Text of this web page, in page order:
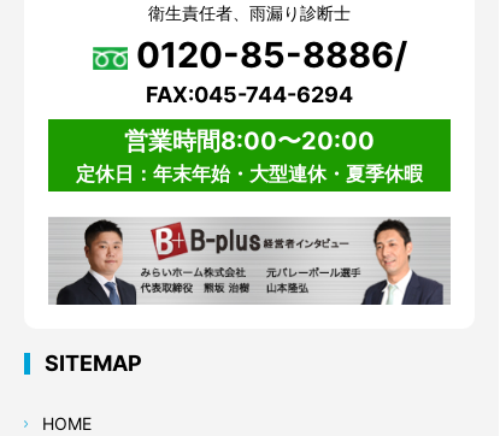
衛生責任者、雨漏り診断士
0120-85-8886/
FAX:045-744-6294
営業時間8:00〜20:00
定休日：年末年始・大型連休・夏季休暇
SITEMAP
HOME